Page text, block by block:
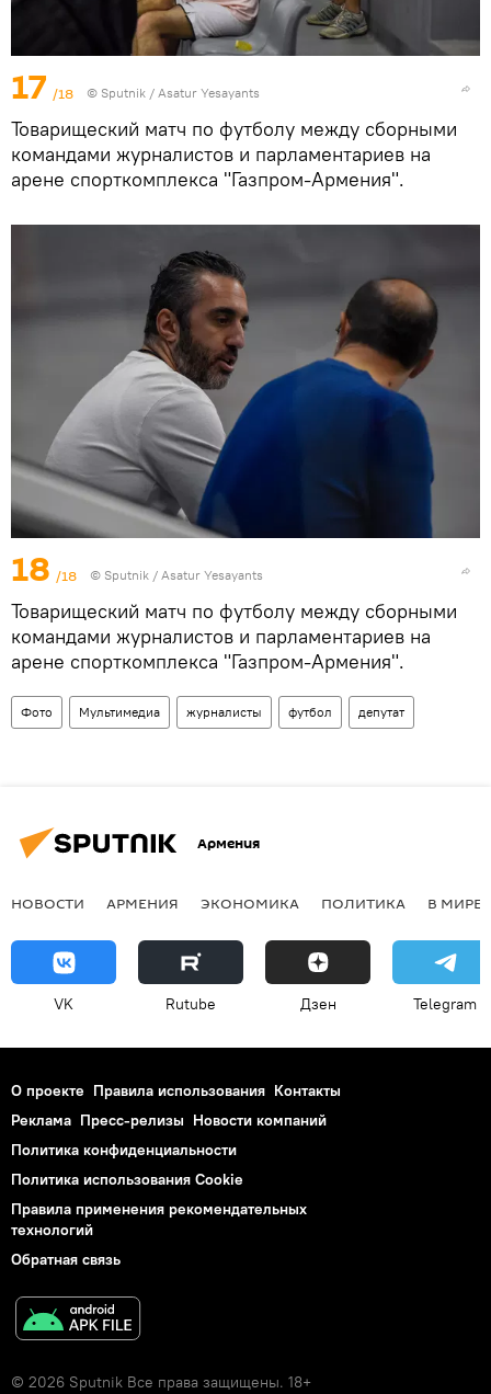
17 /18 © Sputnik / Asatur Yesayants
Товарищеский матч по футболу между сборными
командами журналистов и парламентариев на
арене спорткомплекса "Газпром-Армения".
18 /18 © Sputnik / Asatur Yesayants
Товарищеский матч по футболу между сборными
командами журналистов и парламентариев на
арене спорткомплекса "Газпром-Армения".
Фото Мультимедиа журналисты футбол депутат
Армения
НОВОСТИ АРМЕНИЯ ЭКОНОМИКА ПОЛИТИКА В МИРЕ
VK Rutube Дзен Telegram
О проекте Правила использования Контакты
Реклама Пресс-релизы Новости компаний
Политика конфиденциальности
Политика использования Cookie
Правила применения рекомендательных
технологий
Обратная связь
© 2026 Sputnik Все права защищены. 18+